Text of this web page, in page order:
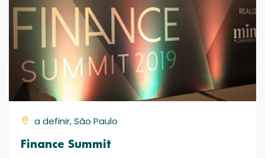
a definir, São Paulo
Finance Summit